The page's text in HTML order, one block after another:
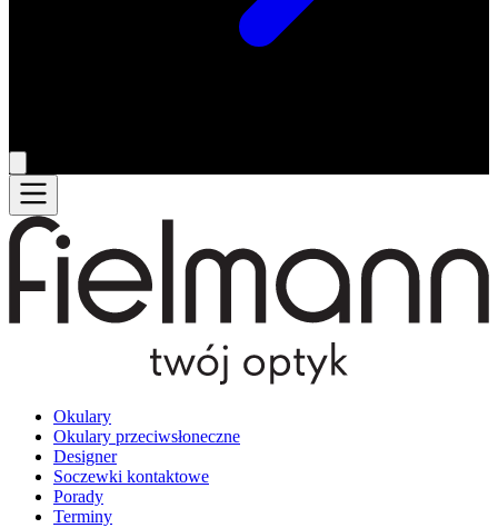
Okulary
Okulary przeciwsłoneczne
Designer
Soczewki kontaktowe
Porady
Terminy